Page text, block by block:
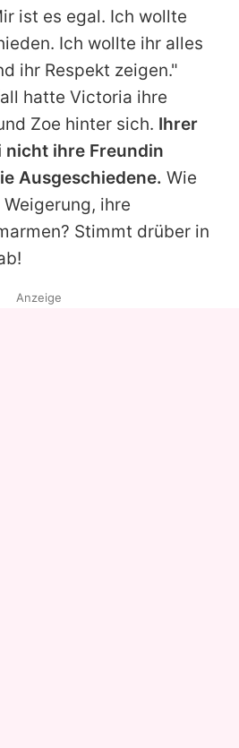
ist es egal. Ich wollte
Ich wollte ihr alles
ihr Respekt zeigen."
hatte Victoria ihre
Zoe hinter sich. Ihrer
nicht ihre Freundin
Ausgeschiedene. Wie
ihre
Stimmt drüber in
Anzeige